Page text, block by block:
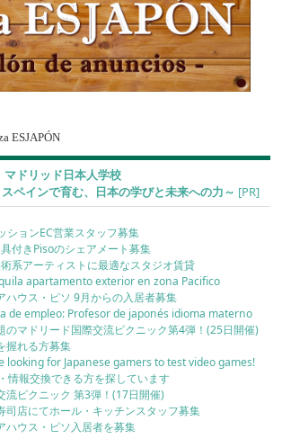
ESJAPÓN
ドリッド日本人学校
スペインで育む、日本の学びと未来への力～ [PR]
ションEC営業スタッフ募集
付きPisoのシェアメート募集
系アーティストに最適なスタジオ賃貸
apartamento exterior en zona Pacifico
ハウス・ピソ 9月からの入居者募集
de empleo: Profesor de japonés idioma materno
のマドリード国際交流ピクニック第4弾！(25日開催)
握れる方募集
looking for Japanese gamers to test video games!
情報交換できる方を探しています
流ピクニック 第3弾！(17日開催)
司店にてホール・キッチンスタッフ募集
ハウス・ピソ入居者を募集